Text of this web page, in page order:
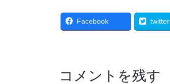
Facebook twitter
コメントを残す